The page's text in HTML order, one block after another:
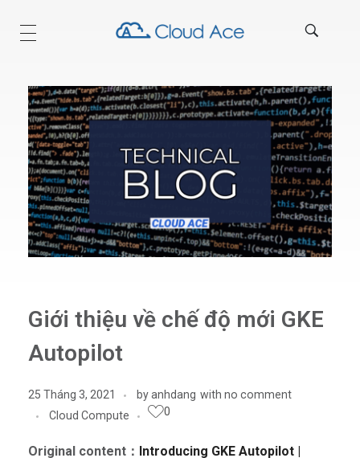
Giới thiệu về chế độ mới GKE
Autopilot
25 Tháng 3, 2021 byanhdang with no comment
Cloud Compute
0
Original content： Introducing GKE Autopilot |